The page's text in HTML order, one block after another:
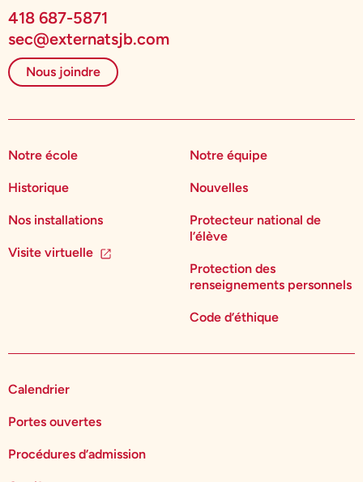
418 687-5871
sec@externatsjb.com
Nous joindre
Notre école
Historique
Nos installations
Visite virtuelle
Notre équipe
Nouvelles
Protecteur national de
l’élève
Protection des
renseignements personnels
Code d’éthique
Calendrier
Portes ouvertes
Procédures d’admission